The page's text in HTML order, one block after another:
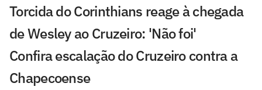
Torcida do Corinthians reage à chegada
de Wesley ao Cruzeiro: 'Não foi'
Confira escalação do Cruzeiro contra a
Chapecoense